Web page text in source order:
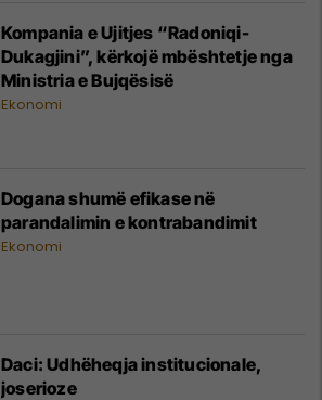
Kompania e Ujitjes “Radoniqi-
Dukagjini”, kërkojë mbështetje nga
Ministria e Bujqësisë
Ekonomi
Dogana shumë efikase në
parandalimin e kontrabandimit
Ekonomi
Daci: Udhëheqja institucionale,
joserioze